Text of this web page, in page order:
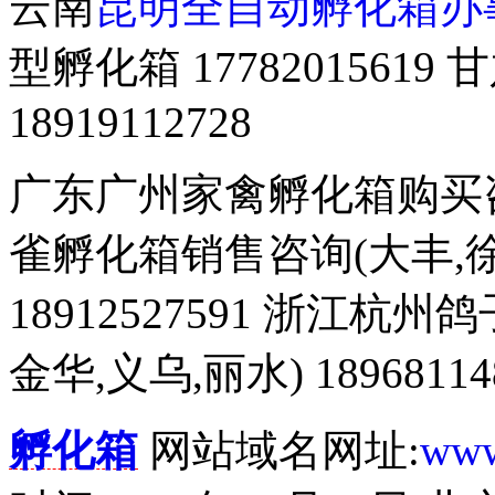
型孵化箱 17782015619
18919112728
广东广州家禽孵化箱购
雀孵化箱销售咨询(大丰,
18912527591 浙江杭州
金华,义乌,丽水)
孵化箱 网站域名网址: